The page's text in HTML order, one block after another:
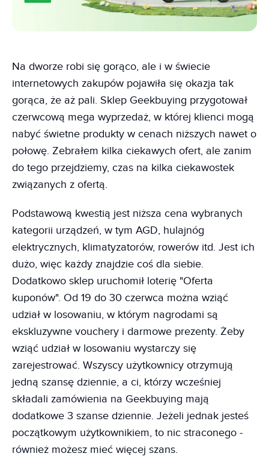
Na dworze robi się gorąco, ale i w świecie
internetowych zakupów pojawiła się okazja tak
gorąca, że aż pali. Sklep Geekbuying przygotował
czerwcową mega wyprzedaż, w której klienci mogą
nabyć świetne produkty w cenach niższych nawet o
połowę. Zebrałem kilka ciekawych ofert, ale zanim
do tego przejdziemy, czas na kilka ciekawostek
związanych z ofertą.
Podstawową kwestią jest niższa cena wybranych
kategorii urządzeń, w tym AGD, hulajnóg
elektrycznych, klimatyzatorów, rowerów itd. Jest ich
dużo, więc każdy znajdzie coś dla siebie.
Dodatkowo sklep uruchomił loterię "Oferta
kuponów". Od 19 do 30 czerwca można wziąć
udział w losowaniu, w którym nagrodami są
ekskluzywne vouchery i darmowe prezenty. Żeby
wziąć udział w losowaniu wystarczy się
zarejestrować. Wszyscy użytkownicy otrzymują
jedną szansę dziennie, a ci, którzy wcześniej
składali zamówienia na Geekbuying mają
dodatkowe 3 szanse dziennie. Jeżeli jednak jesteś
początkowym użytkownikiem, to nic straconego -
również możesz mieć więcej szans.